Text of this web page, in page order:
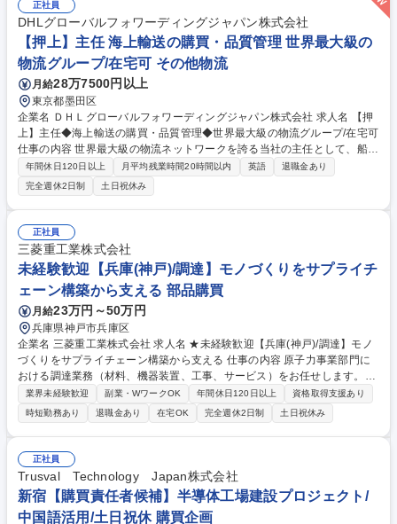
イチェーンの最適化を担います。 【具体的には】■調達・購買戦略の策定
■委託先選定および管理 ■各種契約締結・価格交渉 ■原価見積もり作成・低
減活動 ■担当商品のQCD最適化 ■輸出入含む国内外輸送の手配・最適物流
の構築など 募集職種 【東京/海外調達・LIMEX購買担当候補】SDGs/新素
材LIMEX/ユニコーン企業★
正社員
DHLグローバルフォワーディングジャパン株式会社
【押上】主任 海上輸送の購買・品質管理 世界最大級の
物流グループ/在宅可 その他物流
月給28万7500円以上
東京都墨田区
企業名 ＤＨＬグローバルフォワーディングジャパン株式会社 求人名 【押
上】主任◆海上輸送の購買・品質管理◆世界最大級の物流グループ/在宅可
仕事の内容 世界最大級の物流ネットワークを誇る当社の主任として、船会
社・国内協力会社等からの購買と品質管理をお任せします。市場の需給予
測から戦略策定、価格設定まで、ビジネスの根幹に関わる重要なポジショ
ンです。 【詳細】 ■コンテナ貸切や混載輸送における戦略策定、顧客から
の見積依頼対応 ■マーケット需給予測、分析による販売価格設定 ■船会社
や協力会社に対する輸送価格や積載スペースの交渉・調整・提案 ■船会社
や協力会社との関係構築、新規契約、評価、定例会議などの管理業務 ■新
規・既存顧客への同行訪問、入札・見積もり支援等 募集職種 【押上】主
任◆海上輸送の購買・品質管理◆世界最大級の物流グループ/在宅可
年間休日120日以上 月平均残業時間20時間以内 英語
退職金あり
完全週休2日制
土日祝休み
正社員
三菱重工業株式会社
未経験歓迎【兵庫(神戸)/調達】モノづくりをサプライチ
ェーン構築から支える 部品購買
月給23万円～50万円
兵庫県神戸市兵庫区
企業名 三菱重工業株式会社 求人名 ★未経験歓迎【兵庫(神戸)/調達】モノ
づくりをサプライチェーン構築から支える 仕事の内容 原子力事業部門に
おける調達業務（材料、機器装置、工事、サービス）をお任せします。ビ
ジネスパートナーと共に原子力製品の付加価値を創造し、事業への貢献を
果たす役割を担って頂くことを想定しております。 【詳細】国内外の市場
トレンド・市況分析、事業戦略を踏まえた調達戦略立案から、ビジネスパ
ートナーとの価格/契約条件交渉を経た発注業務をお任せします。また関係
部門やビジネスパートナーの調整や取りまとめ役を担い、最適なサプライ
チェーンの構築をお任せします。必要となる材料や部品、機器装置や工事
の調達契約を取りまとめる基本的な役割に加え、調達品の最適な品質・コ
スト・納期の追求というミッションとなります。 募集職種 ★未経験歓迎
【兵庫(神戸)/調達】モノづくりをサプライチェーン構築から支える
業界未経験歓迎 副業・WワークOK 年間休日120日以上
資格取得支援あり
時短勤務あり
退職金あり 在宅OK 完全週休2日制 土日祝休み
正社員
Trusval Technology Japan株式会社
新宿【購買責任者候補】半導体工場建設プロジェクト/
中国語活用/土日祝休 購買企画